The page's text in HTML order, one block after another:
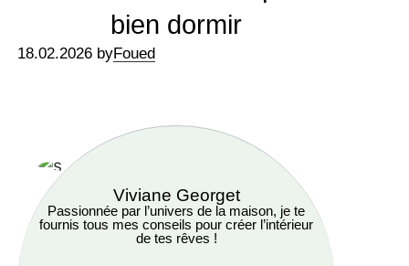
bien dormir
18.02.2026 byFoued
Viviane Georget
Passionnée par l’univers de la maison, je te
fournis tous mes conseils pour créer l’intérieur
de tes rêves !